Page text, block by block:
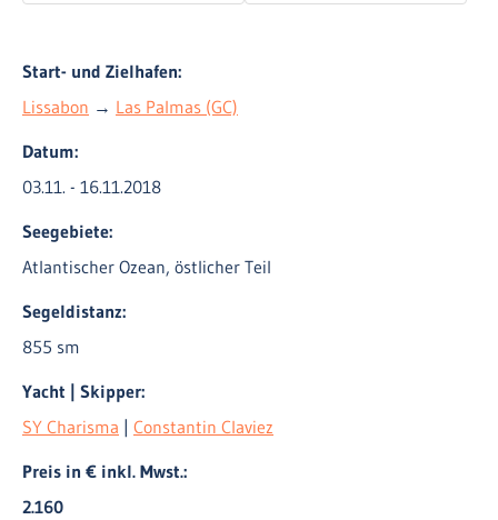
Start- und Zielhafen:
Lissabon → Las Palmas (GC)
Datum:
03.11. - 16.11.2018
Seegebiete:
Atlantischer Ozean, östlicher Teil
Segeldistanz:
855 sm
Yacht | Skipper:
SY Charisma | Constantin Claviez
Preis in € inkl. Mwst.:
2.160